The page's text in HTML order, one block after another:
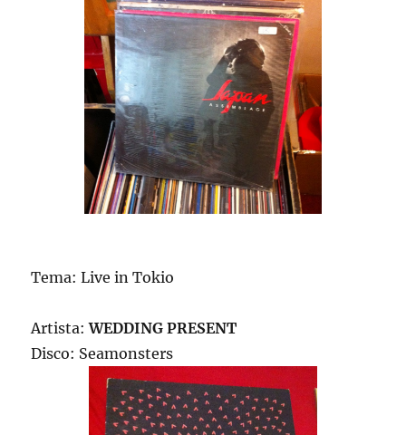
Tema: Live in Tokio
Artista:WEDDING PRESENT
Disco: Seamonsters